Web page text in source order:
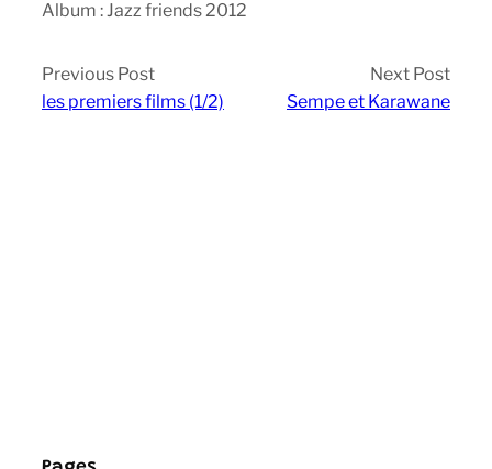
Album : Jazz friends 2012
Previous Post
les premiers films (1/2)
Next Post
Sempe et Karawane